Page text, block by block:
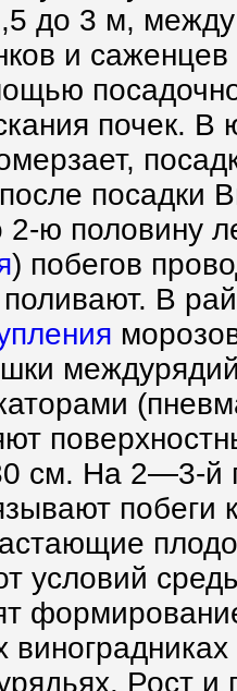
до 3 м,
и
почек.
посадки
2-ю половину
) побегов
поливают. В
см. На 2—3-й
побеги
условий
Рост и